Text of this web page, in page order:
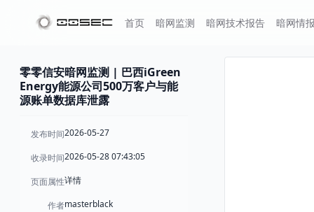
首页 暗网监测 暗网技术报告 暗网情
零零信安暗网监测 | 巴西iGreen
Energy能源公司500万客户与能
源账单数据库泄露
发布时间2026-05-27
收录时间2026-05-28 07:43:05
页面属性详情
作者masterblack